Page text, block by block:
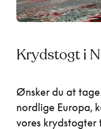
Krydstogt i
Ønsker du at
nordlige Europa,
vores krydstogter